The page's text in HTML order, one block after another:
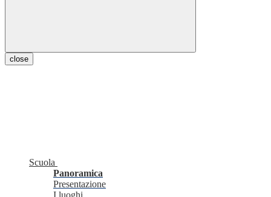
close
Scuola
Panoramica
Presentazione